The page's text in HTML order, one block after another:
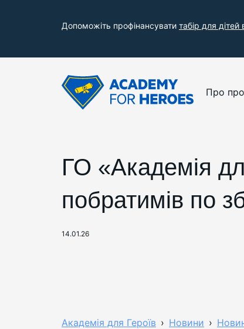
Допоможіть профінансувати табір для дітей
Про
ГО «Академія
побратимів по
14.01.26
Академія для Героїв › Новини ›